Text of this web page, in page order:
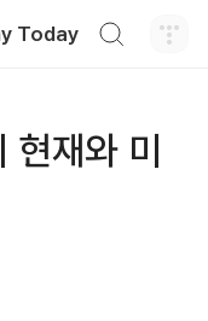
Today
재와 미